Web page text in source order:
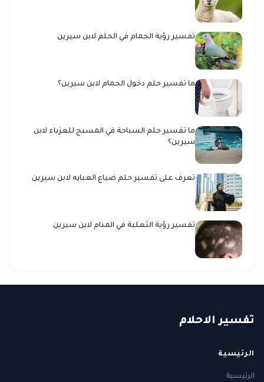
تفسير رؤية الحمام في الحلم لابن سيرين
ما تفسير حلم دخول الحمام لابن سيرين؟
ما تفسير حلم السباحة في المسبح للعزباء لابن
سيرين؟
تعرف على تفسير حلم ضياع العبايه لابن سيرين
تفسير رؤية الثعلبة في المنام لابن سيرين
تفسير الاحلام
الرئيسية
الرئيسية